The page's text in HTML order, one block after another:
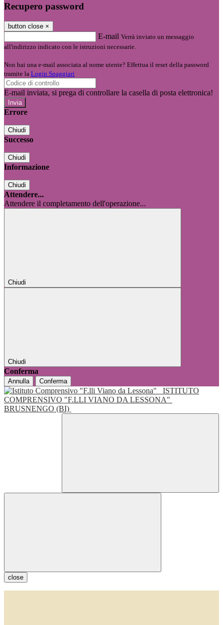
Recupero password
button close ×
E-mail Verrà inviato un messaggio
all'indirizzo indicato con le istruzioni necessarie.
Non hai una e-mail associata al nome utente? Effettua il reset della password
tramite la Login Spaggiari
E-mail inviata, si prega di controllare la casella di posta elettronica!
Errore
Chiudi
Successo
Chiudi
Informazione
Chiudi
Attendere...
Attendere il completamento dell'operazione...
Chiudi
Chiudi
Conferma
Annulla Conferma
ISTITUTO
COMPRENSIVO "F.LLI VIANO DA LESSONA"
BRUSNENGO (BI)
close